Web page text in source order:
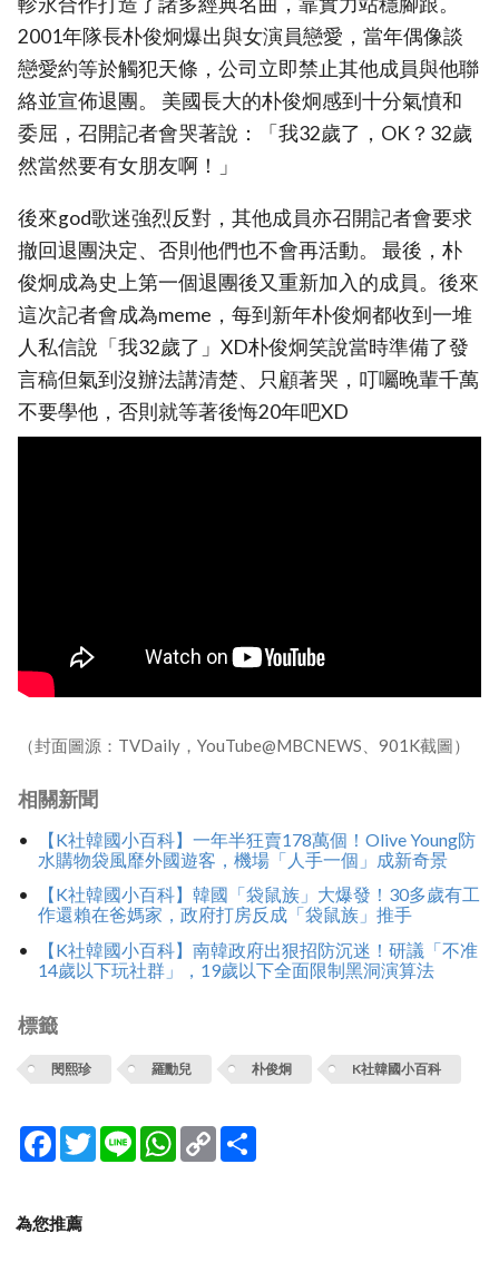
2001年隊長朴俊炯爆出與女演員戀愛，當年偶像談
戀愛約等於觸犯天條，公司立即禁止其他成員與他聯
絡並宣佈退團。 美國長大的朴俊炯感到十分氣憤和
委屈，召開記者會哭著說：「我32歲了，OK？32歲
然當然要有女朋友啊！」
後來god歌迷強烈反對，其他成員亦召開記者會要求
撤回退團決定、否則他們也不會再活動。 最後，朴
俊炯成為史上第一個退團後又重新加入的成員。後來
這次記者會成為meme，每到新年朴俊炯都收到一堆
人私信說「我32歲了」XD朴俊炯笑說當時準備了發
言稿但氣到沒辦法講清楚、只顧著哭，叮囑晚輩千萬
不要學他，否則就等著後悔20年吧XD
（封面圖源：TVDaily，YouTube@MBCNEWS、901K截圖）
相關新聞
【K社韓國小百科】一年半狂賣178萬個！Olive Young防
水購物袋風靡外國遊客，機場「人手一個」成新奇景
【K社韓國小百科】韓國「袋鼠族」大爆發！30多歲有工
作還賴在爸媽家，政府打房反成「袋鼠族」推手
【K社韓國小百科】南韓政府出狠招防沉迷！研議「不准
14歲以下玩社群」，19歲以下全面限制黑洞演算法
標籤
閔熙珍 羅勳兒 朴俊炯 K社韓國小百科
Facebook
TwitterLine WhatsApp
Copy
Link
為您推薦